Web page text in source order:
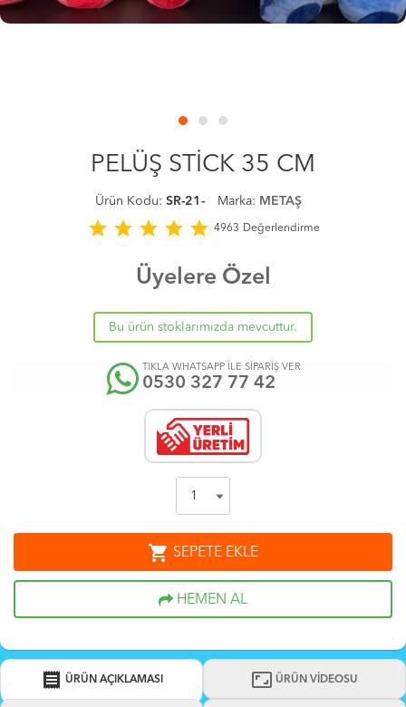
PELÜŞ STİCK 35 CM
Ürün Kodu: SR-21- Marka: METAŞ
star star star star star 4963 Değerlendirme
Üyelere Özel
Bu ürün stoklarımızda mevcuttur.
TIKLA WHATSAPP İLE SİPARİŞ VER
0530 327 77 42
shopping_cart SEPETE EKLE
HEMEN AL
receipt ÜRÜN AÇIKLAMASI aspect_ratio ÜRÜN VİDEOSU